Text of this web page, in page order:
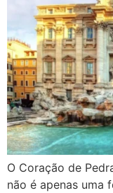
O Coração de
não é apenas uma